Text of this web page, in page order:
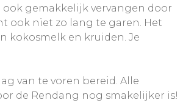
gemakkelijk vervangen door
ook niet zo lang te garen. Het
kokosmelk en kruiden. Je
van te voren bereid. Alle
de Rendang nog smakelijker is!